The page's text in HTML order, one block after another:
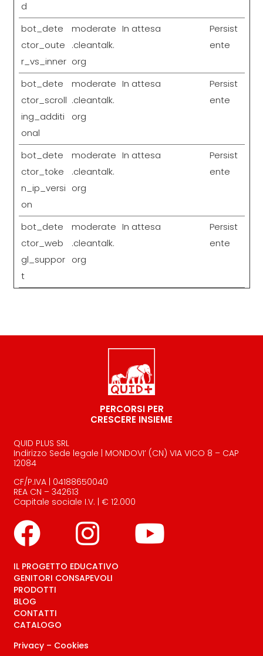
d
bot_dete
ctor_oute
r_vs_inner
moderate
.cleantalk.
org
In attesa
Persist
ente
bot_dete
ctor_scroll
ing_additi
onal
moderate
.cleantalk.
org
In attesa
Persist
ente
bot_dete
ctor_toke
n_ip_versi
on
moderate
.cleantalk.
org
In attesa
Persist
ente
bot_dete
ctor_web
gl_suppor
t
moderate
.cleantalk.
org
In attesa
Persist
ente
PERCORSI PER
CRESCERE INSIEME
QUID PLUS SRL
Indirizzo Sede legale | MONDOVI’ (CN) VIA VICO 8 – CAP
12084
CF/P.IVA | 04188650040
REA CN – 342613
Capitale sociale I.V. | € 12.000
IL PROGETTO EDUCATIVO
GENITORI CONSAPEVOLI
PRODOTTI
BLOG
CONTATTI
CATALOGO
Privacy– Cookies